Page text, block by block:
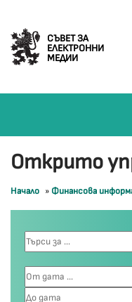
СЪВЕТ ЗА
ЕЛЕКТРОННИ
МЕДИИ
Открито
Начало » Финансова